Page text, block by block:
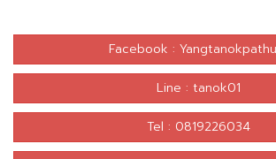
Facebook :
Line : tanok01
Tel : 0819226034